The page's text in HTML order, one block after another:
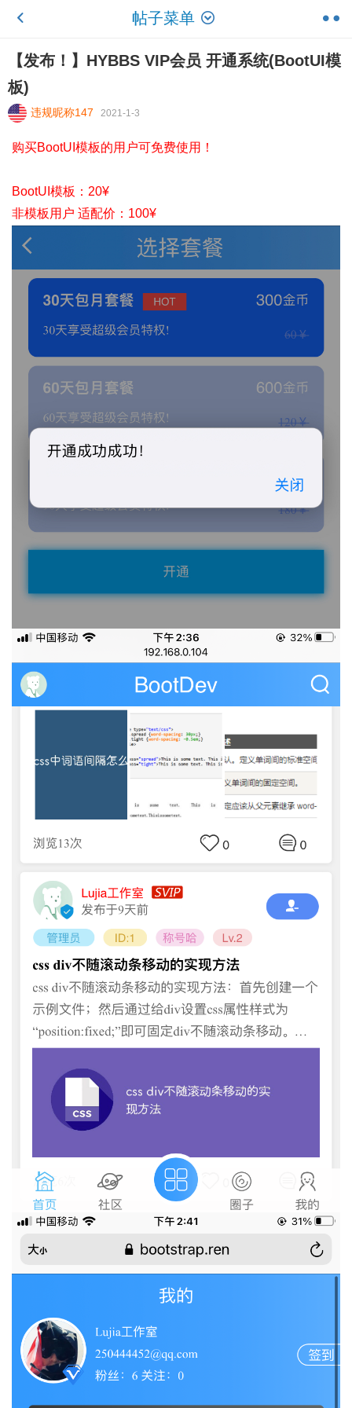
帖子菜单
【发布！】HYBBS VIP会员 开通系统(BootUI模
板)
违规昵称147 2021-1-3
购买BootUI模板的用户可免费使用！
BootUI模板：20¥
非模板用户 适配价：100¥